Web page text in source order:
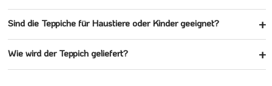
Sind die Teppiche für Haustiere oder Kinder geeignet?
Wie wird der Teppich geliefert?